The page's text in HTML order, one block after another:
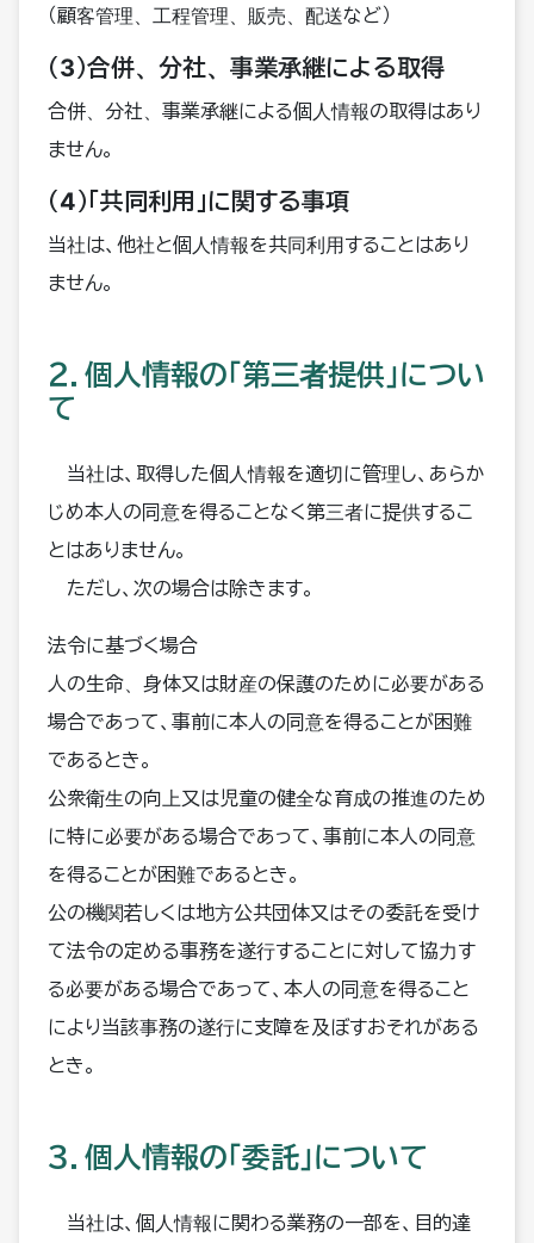
（顧客管理、工程管理、販売、配送など）
（3）合併、分社、事業承継による取得
合併、分社、事業承継による個人情報の取得はあり
ません。
（4）「共同利用」に関する事項
当社は、他社と個人情報を共同利用することはあり
ません。
２．個人情報の「第三者提供」につい
て
当社は、取得した個人情報を適切に管理し、あらか
じめ本人の同意を得ることなく第三者に提供するこ
とはありません。
ただし、次の場合は除きます。
法令に基づく場合
人の生命、身体又は財産の保護のために必要がある
場合であって、事前に本人の同意を得ることが困難
であるとき。
公衆衛生の向上又は児童の健全な育成の推進のため
に特に必要がある場合であって、事前に本人の同意
を得ることが困難であるとき。
公の機関若しくは地方公共団体又はその委託を受け
て法令の定める事務を遂行することに対して協力す
る必要がある場合であって、本人の同意を得ること
により当該事務の遂行に支障を及ぼすおそれがある
とき。
３．個人情報の「委託」について
当社は、個人情報に関わる業務の一部を、目的達